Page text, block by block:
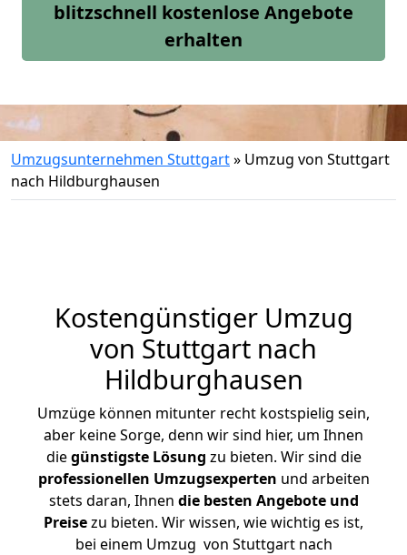
blitzschnell kostenlose Angebote
erhalten
Umzugsunternehmen Stuttgart» Umzug von Stuttgart
nach Hildburghausen
Kostengünstiger Umzug
von Stuttgart nach
Hildburghausen
Umzüge können mitunter recht kostspielig sein,
aber keine Sorge, denn wir sind hier, um Ihnen
diegünstigste Lösung zu bieten. Wir sind die
professionellen Umzugsexperten und arbeiten
stets daran, Ihnen die besten Angebote und
Preisezu bieten. Wir wissen, wie wichtig es ist,
bei einem Umzug von Stuttgart nach